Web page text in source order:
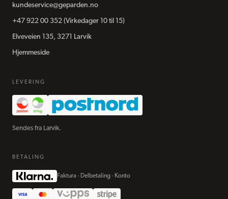
kundeservice@geparden.no
+47 922 00 352 (Virkedager 10 til 15)
Elveveien 135, 3271 Larvik
Hjemmeside
LEVERING
Sendes fra Larvik.
BETALING
Faktura · Delbetaling · Konto